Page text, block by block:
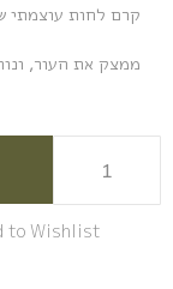
קרם לחות עוצמתי
ממצק את העור,
to Wishlist